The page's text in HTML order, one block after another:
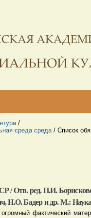
/
среда среда /Список
/ Отв. ред. П.И.
Н.О. Бадер и др. М.: Наука,
фактический